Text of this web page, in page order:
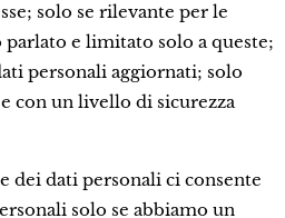
solo se rilevante per le
e limitato solo a queste;
personali aggiornati; solo
con un livello di sicurezza
dei dati personali ci consente
solo se abbiamo un